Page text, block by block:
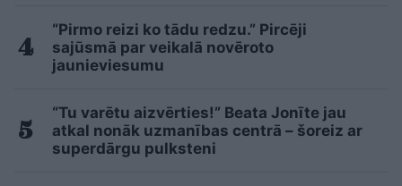
“Pirmo reizi ko tādu redzu.” Pircēji
sajūsmā par veikalā novēroto
jaunieviesumu
“Tu varētu aizvērties!” Beata Jonīte jau
atkal nonāk uzmanības centrā – šoreiz ar
superdārgu pulksteni